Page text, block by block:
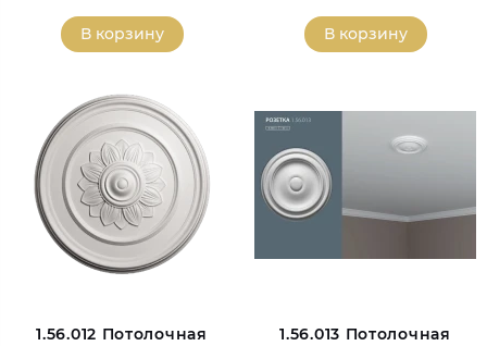
В корзину В корзину
1.56.012 Потолочная
1.56.013 Потолочная